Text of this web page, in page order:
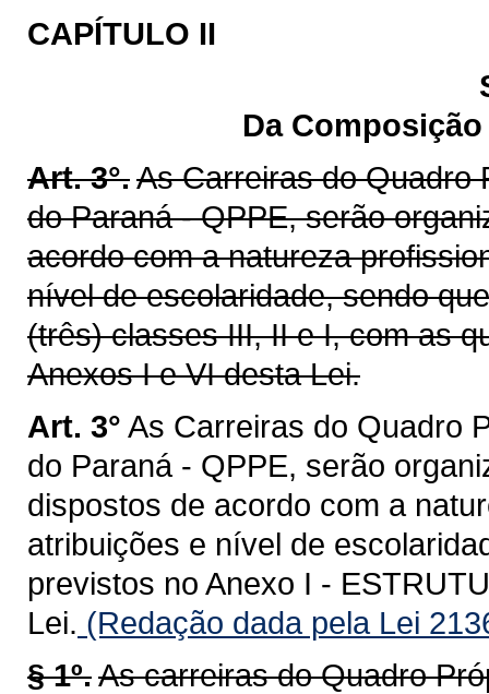
CAPÍTULO II
Da
Art. 3°.As Carreiras do Quadro
do Paraná - QPPE, serão
acordo com a natureza
nível de escolaridade, sendo
(três) classes III, II e I, com as
Anexos I e VI desta Lei.
Art. 3° As Carreiras do Quadro
do Paraná - QPPE, serão
dispostos de acordo com a
atribuições e nível de
previstos no Anexo I -
Lei. (Redação dada pela Lei
§ 1º.As carreiras do Quadro